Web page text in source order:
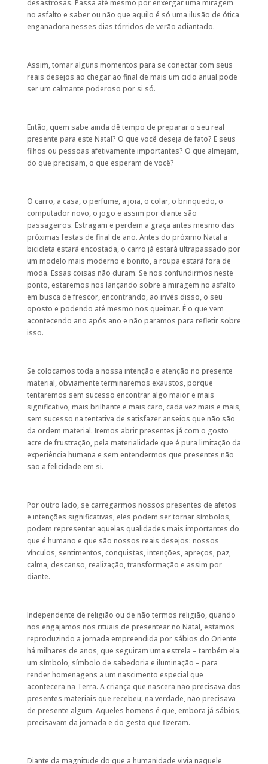
desastrosas. Passa até mesmo por enxergar uma miragem
no asfalto e saber ou não que aquilo é só uma ilusão de ótica
enganadora nesses dias tórridos de verão adiantado.
Assim, tomar alguns momentos para se conectar com seus
reais desejos ao chegar ao final de mais um ciclo anual pode
ser um calmante poderoso por si só.
Então, quem sabe ainda dê tempo de preparar o seu real
presente para este Natal? O que você deseja de fato? E seus
filhos ou pessoas afetivamente importantes? O que almejam,
do que precisam, o que esperam de você?
O carro, a casa, o perfume, a joia, o colar, o brinquedo, o
computador novo, o jogo e assim por diante são
passageiros. Estragam e perdem a graça antes mesmo das
próximas festas de final de ano. Antes do próximo Natal a
bicicleta estará encostada, o carro já estará ultrapassado por
um modelo mais moderno e bonito, a roupa estará fora de
moda. Essas coisas não duram. Se nos confundirmos neste
ponto, estaremos nos lançando sobre a miragem no asfalto
em busca de frescor, encontrando, ao invés disso, o seu
oposto e podendo até mesmo nos queimar. É o que vem
acontecendo ano após ano e não paramos para refletir sobre
isso.
Se colocamos toda a nossa intenção e atenção no presente
material, obviamente terminaremos exaustos, porque
tentaremos sem sucesso encontrar algo maior e mais
significativo, mais brilhante e mais caro, cada vez mais e mais,
sem sucesso na tentativa de satisfazer anseios que não são
da ordem material. Iremos abrir presentes já com o gosto
acre de frustração, pela materialidade que é pura limitação da
experiência humana e sem entendermos que presentes não
são a felicidade em si.
Por outro lado, se carregarmos nossos presentes de afetos
e intenções significativas, eles podem ser tornar símbolos,
podem representar aquelas qualidades mais importantes do
que é humano e que são nossos reais desejos: nossos
vínculos, sentimentos, conquistas, intenções, apreços, paz,
calma, descanso, realização, transformação e assim por
diante.
Independente de religião ou de não termos religião, quando
nos engajamos nos rituais de presentear no Natal, estamos
reproduzindo a jornada empreendida por sábios do Oriente
há milhares de anos, que seguiram uma estrela – também ela
um símbolo, símbolo de sabedoria e iluminação – para
render homenagens a um nascimento especial que
acontecera na Terra. A criança que nascera não precisava dos
presentes materiais que recebeu; na verdade, não precisava
de presente algum. Aqueles homens é que, embora já sábios,
precisavam da jornada e do gesto que fizeram.
Diante da magnitude do que a humanidade vivia naquele